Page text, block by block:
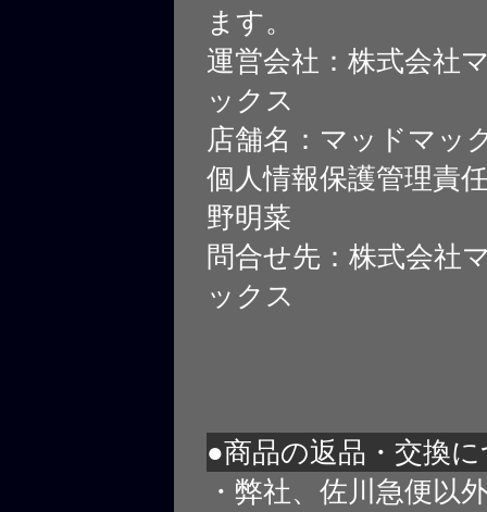
ます。
運営会社：株式会社
ックス
店舗名：マッドマッ
個人情報保護管理責
野明菜
問合せ先：株式会社
ックス
●商品の返品・交換
・弊社、佐川急便以